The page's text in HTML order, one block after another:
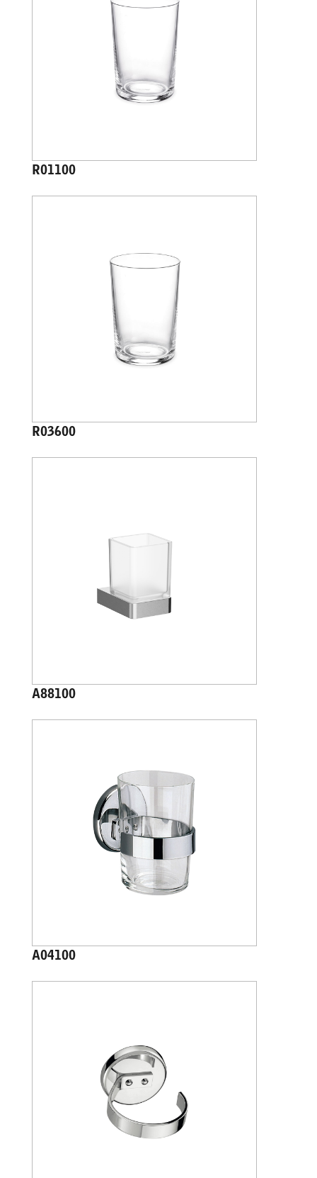
R01100
R03600
A88100
A04100